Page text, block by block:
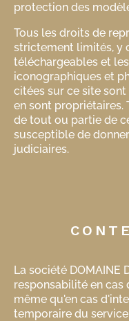
protection des
Tous les droits de
strictement limités, y
téléchargeables et
iconographiques et
citées sur ce site
en sont propriétaires.
de tout ou partie de
susceptible de
judiciaires.
La société DOMAINE
responsabilité en cas
même qu'en cas
temporaire du